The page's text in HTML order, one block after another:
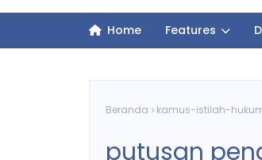
Home Features
Beranda kamus-istilah-
putusan